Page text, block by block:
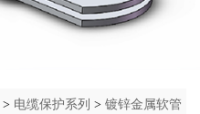
> 电缆保护系列 > 镀锌金属软管